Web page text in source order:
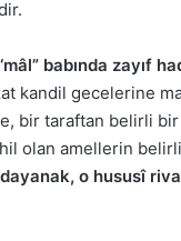
babında zayıf
kandil gecelerine
bir taraftan belirli
olan amellerin belirli
o hususî